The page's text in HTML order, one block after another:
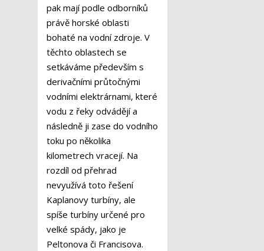
pak mají podle odborníků
právě horské oblasti
bohaté na vodní zdroje. V
těchto oblastech se
setkáváme především s
derivačními průtočnými
vodními elektrárnami, které
vodu z řeky odvádějí a
následně ji zase do vodního
toku po několika
kilometrech vracejí. Na
rozdíl od přehrad
nevyužívá toto řešení
Kaplanovy turbíny, ale
spíše turbíny určené pro
velké spády, jako je
Peltonova či Francisova.